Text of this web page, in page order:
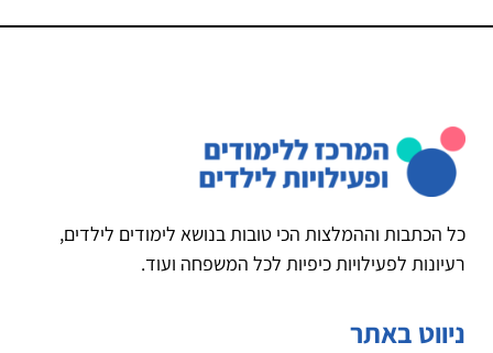
כל הכתבות וההמלצות הכי טובות בנושא לימודים לילדים,
רעיונות לפעילויות כיפיות לכל המשפחה ועוד.
ניווט באתר